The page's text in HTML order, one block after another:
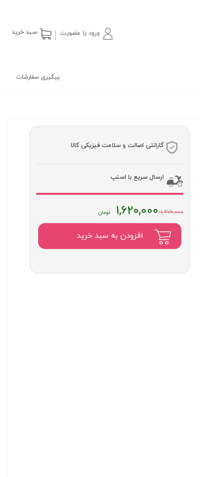
ورود یا عضویت سبد خرید
پیگیری سفارشات
گارانتی اصالت و سلامت فیزیکی کالا
ارسال سریع با اسنپ
1,976,000 قیمت
۱,۹۷۶,۰۰۰
تومان
1,620,000
افزودن به سبد خرید